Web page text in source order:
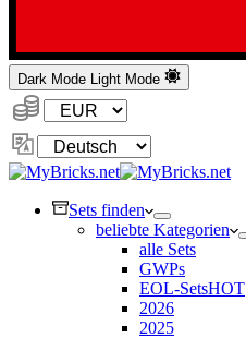
Dark Mode Light Mode
Währung:
Sprache
ändern
Sets finden
beliebte Kategorien
alle Sets
GWPs
EOL-SetsHOT
2026
2025